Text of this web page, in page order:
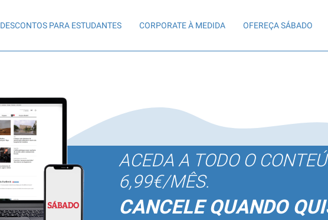
DESCONTOS PARA ESTUDANTES CORPORATE À MEDIDA OFEREÇA SÁBADO
ACEDA A TODO O
6,99€/MÊS.
CANCELE QUANDO